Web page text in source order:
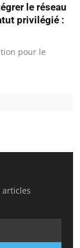
le réseau
privilégié :
pour le
articles